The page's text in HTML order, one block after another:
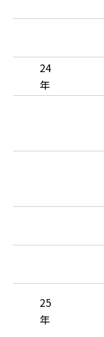
24
年
25
年